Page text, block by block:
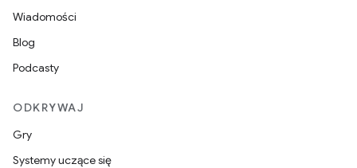
Wiadomości
Blog
Podcasty
ODKRYWAJ
Gry
Systemy uczące się